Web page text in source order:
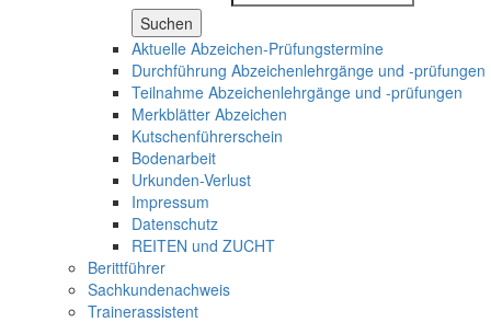
Suchen
Aktuelle Abzeichen-Prüfungstermine
Durchführung Abzeichenlehrgänge und -prüfungen
Teilnahme Abzeichenlehrgänge und -prüfungen
Merkblätter Abzeichen
Kutschenführerschein
Bodenarbeit
Urkunden-Verlust
Impressum
Datenschutz
REITEN und ZUCHT
Berittführer
Sachkundenachweis
Trainerassistent